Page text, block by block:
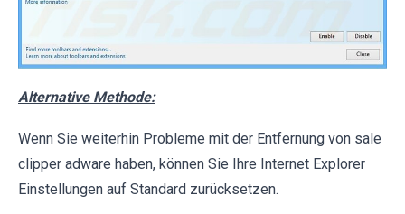
Alternative Methode:
Wenn Sie weiterhin Probleme mit der Entfernung von sale
clipper adware haben, können Sie Ihre Internet Explorer
Einstellungen auf Standard zurücksetzen.